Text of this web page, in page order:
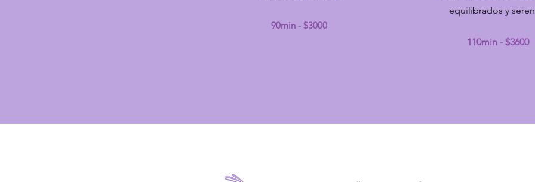
90min - $3000
equilibrados y
110min - $3600